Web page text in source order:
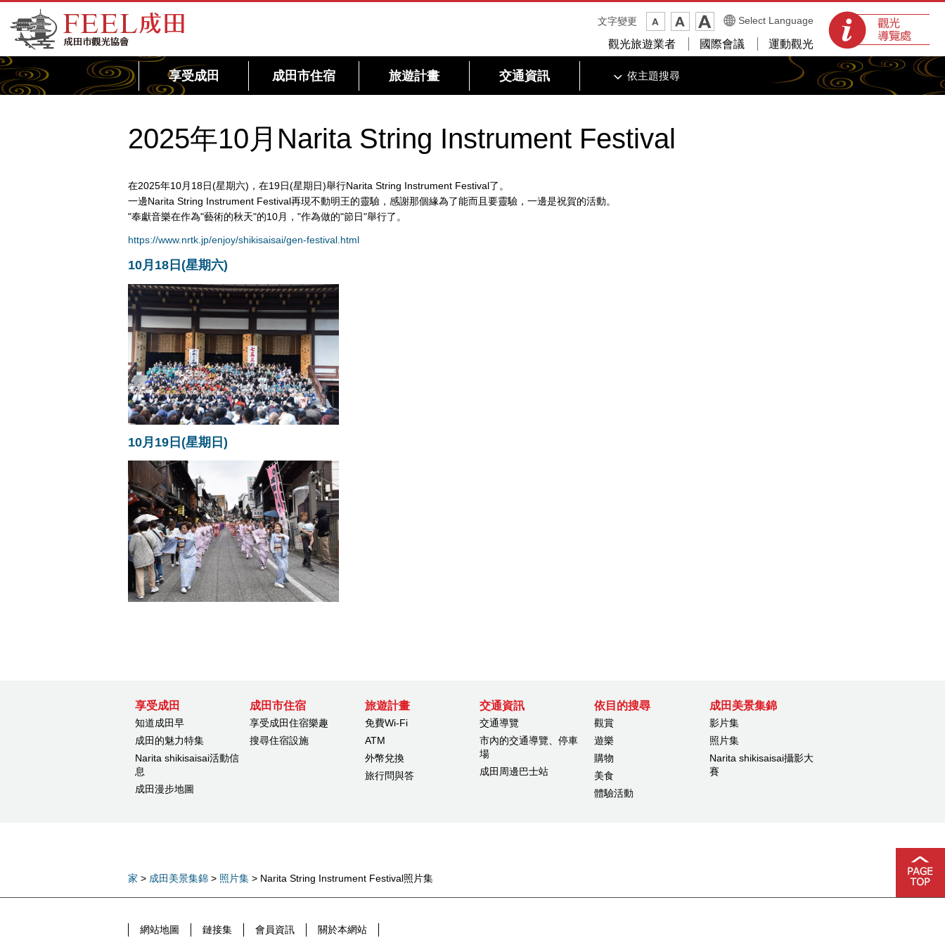
FEEL成田成田市觀光協會官方網站
觀光導覽處
文字變更 Select Language
觀光旅遊業者 國際會議 運動觀光
享受成田 成田市住宿 旅遊計畫 交通資訊 依主題搜尋
2025年10月Narita String Instrument Festival
在2025年10月18日(星期六)，在19日(星期日)舉行Narita String Instrument Festival了。
一邊Narita String Instrument Festival再現不動明王的靈驗，感謝那個緣為了能而且要靈驗，一邊是祝賀的活動。
"奉獻音樂在作為"藝術的秋天"的10月，"作為做的"節日"舉行了。
https://www.nrtk.jp/enjoy/shikisaisai/gen-festival.html
10月18日(星期六)
10月19日(星期日)
享受成田
知道成田早
成田的魅力特集
Narita shikisaisai活動信
息
成田漫步地圖
成田市住宿
享受成田住宿樂趣
搜尋住宿設施
旅遊計畫
免費Wi-Fi
ATM
外幣兌換
旅行問與答
交通資訊
交通導覽
市內的交通導覽、停車
場
成田周邊巴士站
依目的搜尋
觀賞
遊樂
購物
美食
體驗活動
成田美景集錦
影片集
照片集
Narita shikisaisai攝影大
賽
家 > 成田美景集錦 > 照片集 > Narita String Instrument Festival照片集
網站地圖 鏈接集 會員資訊 關於本網站